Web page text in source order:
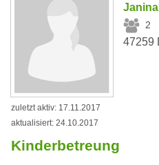
2
47259
zuletzt aktiv: 17.11.2017
aktualisiert: 24.10.2017
Kinderbetreung